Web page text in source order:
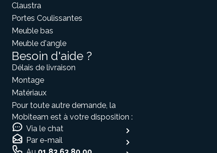
Claustra
Portes Coulissantes
Meuble bas
Meuble d'angle
Besoin d'aide ?
Délais de livraison
Montage
Matériaux
Pour toute autre demande, la
Mobiteam est à votre disposition :
Via le chat
Par e-mail